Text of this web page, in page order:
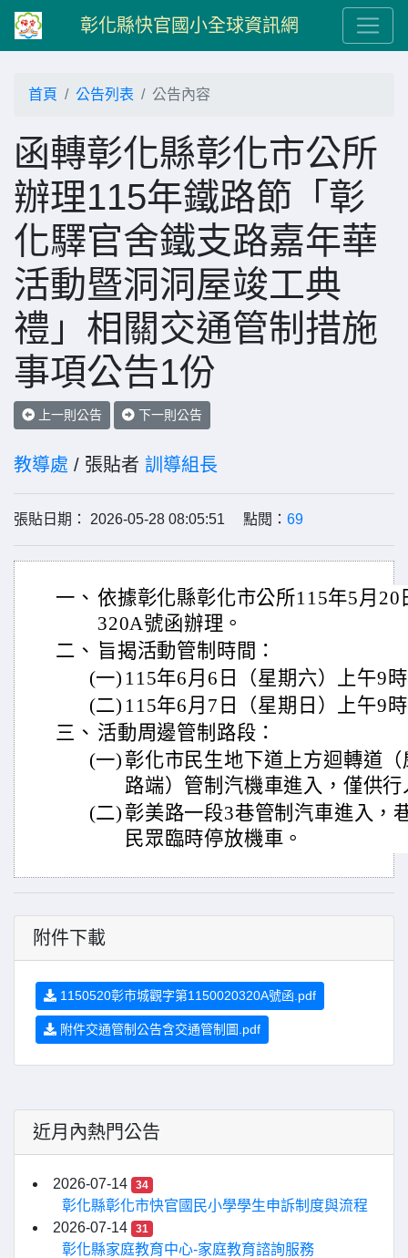
彰化縣快官國小全球資訊網
首頁 公告列表 公告內容
函轉彰化縣彰化市公所
辦理115年鐵路節「彰
化驛官舍鐵支路嘉年華
活動暨洞洞屋竣工典
禮」相關交通管制措施
事項公告1份
上一則公告 下一則公告
教導處 / 張貼者 訓導組長
張貼日期： 2026-05-28 08:05:51 點閱： 69
一、 依據彰化縣彰化市公所115年5月
320A號函辦理。
二、 旨揭活動管制時間：
(一) 115年6月6日（星期六）上午9
(二) 115年6月7日（星期日）上午9
三、 活動周邊管制路段：
(一)彰化市民生地下道上方迴轉道
路端）管制汽機車進入，僅供
(二)彰美路一段3巷管制汽車進入，
民眾臨時停放機車。
附件下載
1150520彰市城觀字第1150020320A號函.pdf
附件交通管制公告含交通管制圖.pdf
近月內熱門公告
2026-07-14 34
彰化縣彰化市快官國民小學學生申訴制度與流程
2026-07-14
31
彰化縣家庭教育中心-家庭教育諮詢服務